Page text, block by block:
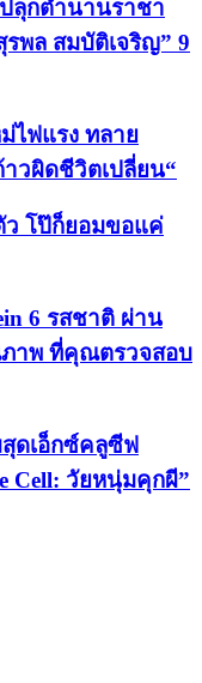
ลุกตำนานราชา
รพล สมบัติเจริญ” 9
ไฟแรง ทลาย
าวผิดชีวิตเปลี่ยน“
ว โป๊ก็ยอมขอแค่
6 รสชาติ ผ่าน
าพ ที่คุณตรวจสอบ
สุดเอ็กซ์คลูซีฟ
Cell: วัยหนุ่มคุกผี”